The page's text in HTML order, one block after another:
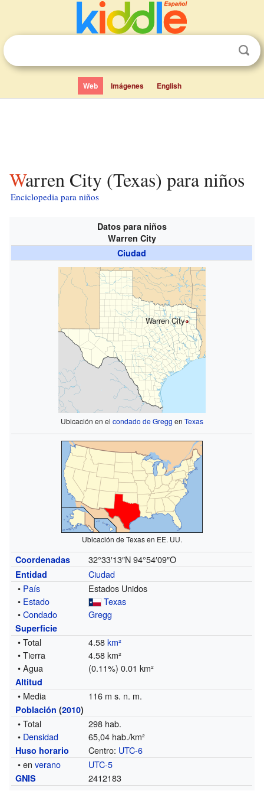
Web Imágenes English
Warren City (Texas) para niños
Enciclopedia para niños
Datos para niños
Warren City
Ciudad
Warren City
Ubicación en el condado de Gregg en Texas
Ubicación de Texas en EE. UU.
Coordenadas 32°33′13″N 94°54′09″O
Entidad
Ciudad
• País
Estados Unidos
• Estado
Texas
•Condado Gregg
Superficie
• Total 4.58km²
• Tierra
4.58 km²
• Agua
(0.11%) 0.01 km²
Altitud
• Media 116 m s. n. m.
Población (2010)
• Total
298 hab.
• Densidad 65,04 hab./km²
Huso horario Centro: UTC-6
• enverano UTC-5
GNIS 2412183